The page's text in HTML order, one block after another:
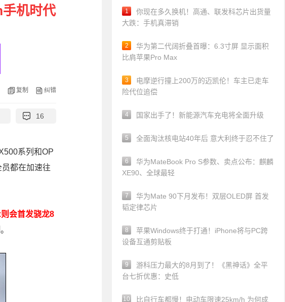
机时代
复制 纠错
16
系列和OP
都在加速往
会首发骁龙8
1
你现在多久换机！高通、联发科芯片出货量
大跌：手机真滞销
2
华为第二代阔折叠首曝：6.3寸屏 显示面积
比肩苹果Pro Max
3
电摩逆行撞上200万的迈凯伦！车主已走车
险代位追偿
4 国家出手了！新能源汽车充电将全面升级
5 全面淘汰核电站40年后 意大利终于忍不住了
6
华为MateBook Pro S参数、卖点公布：麒麟
XE90、全球最轻
7
华为Mate 90下月发布！双层OLED屏 首发
韬定律芯片
8
苹果Windows终于打通！iPhone将与PC跨
设备互通剪贴板
9
游科压力最大的8月到了！《黑神话》全平
台七折优惠：史低
10
比自行车都慢！电动车限速25km/h 为何成